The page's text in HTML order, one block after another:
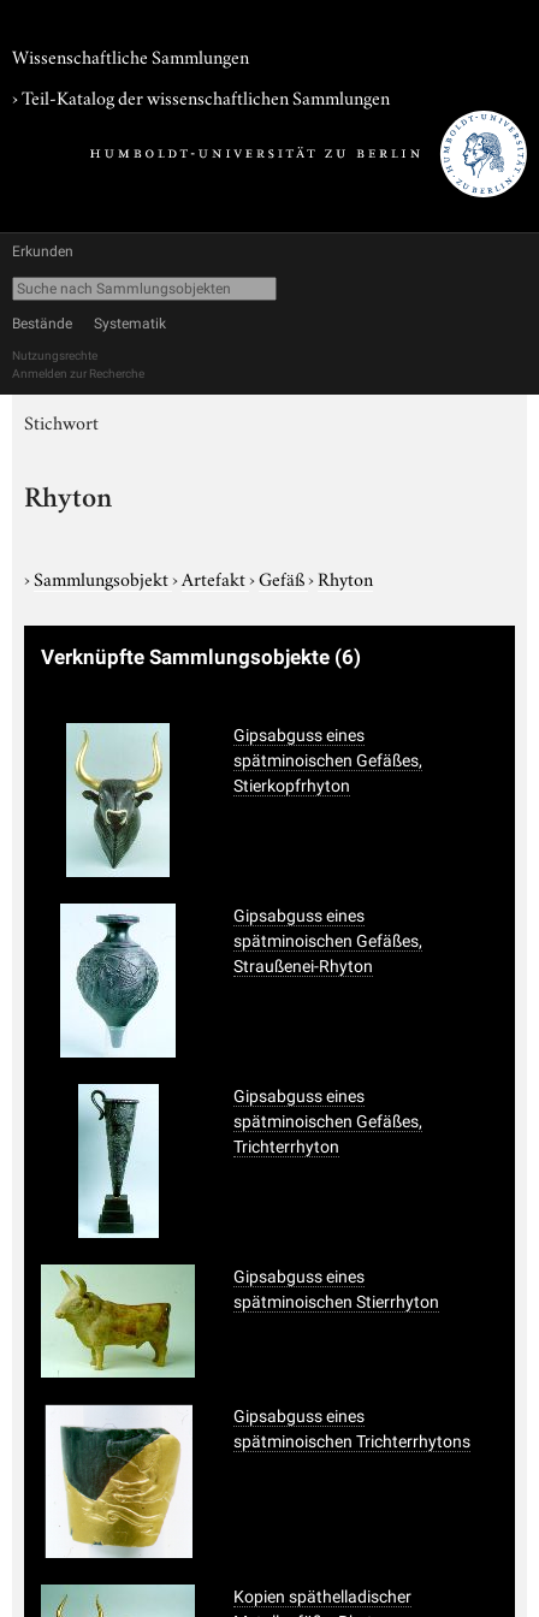
Wissenschaftliche Sammlungen
› Teil-Katalog der wissenschaftlichen Sammlungen
Erkunden
Bestände Systematik
Nutzungsrechte
Anmelden zur Recherche
Stichwort
Rhyton
›Sammlungsobjekt›Artefakt›Gefäß›Rhyton
Verknüpfte Sammlungsobjekte (6)
Gipsabguss eines
spätminoischen Gefäßes,
Stierkopfrhyton
Gipsabguss eines
spätminoischen Gefäßes,
Straußenei-Rhyton
Gipsabguss eines
spätminoischen Gefäßes,
Trichterrhyton
Gipsabguss eines
spätminoischen Stierrhyton
Gipsabguss eines
spätminoischen Trichterrhytons
Kopien späthelladischer